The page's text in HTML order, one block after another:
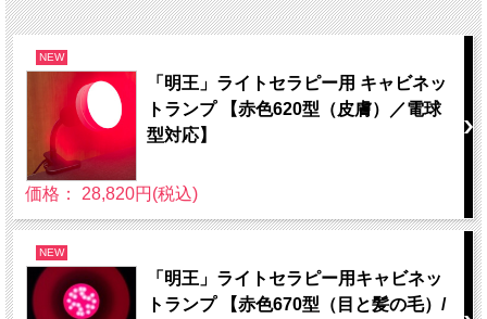
NEW
「明王」ライトセラピー用 キャビネッ
トランプ 【赤色620型（皮膚）／電球
型対応】
価格： 28,820円(税込)
NEW
「明王」ライトセラピー用キャビネッ
トランプ 【赤色670型（目と髪の毛）/